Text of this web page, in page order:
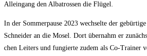
Allein­gang den Alba­tros­sen die Flügel.
In der Som­mer­pau­se 2023 wech­sel­te der
Schnei­der an die Mosel. Dort über­nahm er
chen Lei­ters und fun­gier­te zudem als Co-Trai­ner